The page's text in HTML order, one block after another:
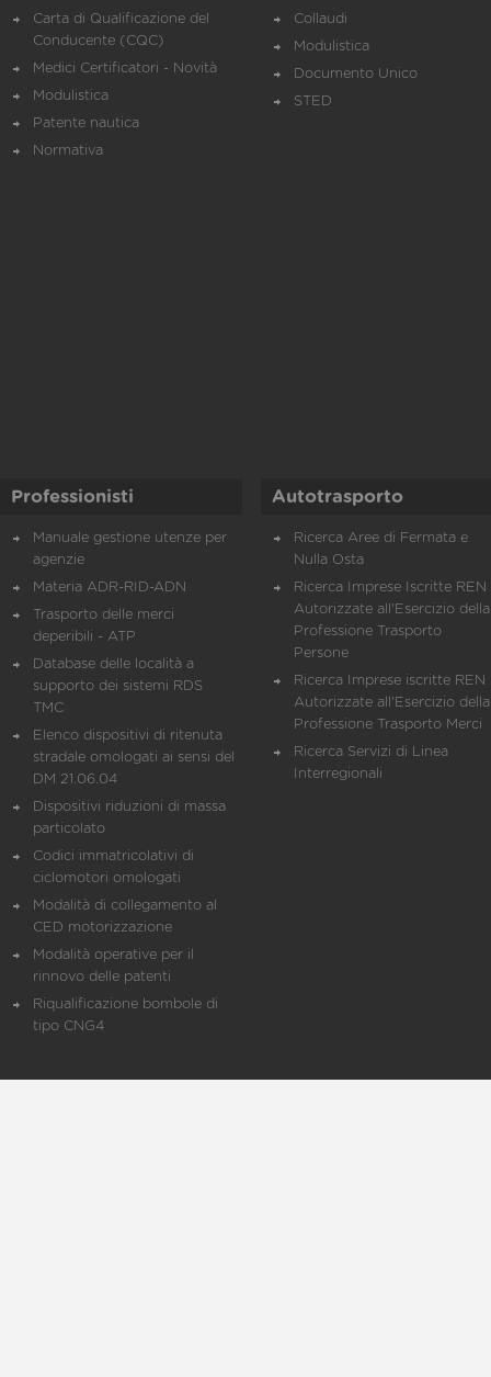
Carta di Qualificazione del
Conducente (CQC)
Medici Certificatori - Novità
Modulistica
Patente nautica
Normativa
Collaudi
Modulistica
Documento Unico
STED
Professionisti
Manuale gestione utenze per
agenzie
Materia ADR-RID-ADN
Trasporto delle merci
deperibili - ATP
Database delle località a
supporto dei sistemi RDS
TMC
Elenco dispositivi di ritenuta
stradale omologati ai sensi del
DM 21.06.04
Dispositivi riduzioni di massa
particolato
Codici immatricolativi di
ciclomotori omologati
Modalità di collegamento al
CED motorizzazione
Modalità operative per il
rinnovo delle patenti
Riqualificazione bombole di
tipo CNG4
Autotrasporto
Ricerca Aree di Fermata e
Nulla Osta
Ricerca Imprese Iscritte REN
Autorizzate all'Esercizio della
Professione Trasporto
Persone
Ricerca Imprese iscritte REN
Autorizzate all'Esercizio della
Professione Trasporto Merci
Ricerca Servizi di Linea
Interregionali